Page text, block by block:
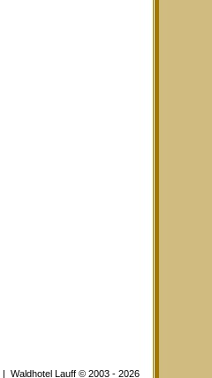
| Waldhotel Lauff © 2003 - 2026